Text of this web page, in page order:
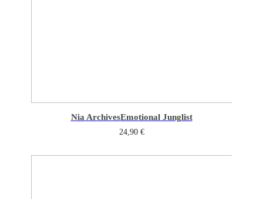
Nia ArchivesEmotional Junglist
24,90 €